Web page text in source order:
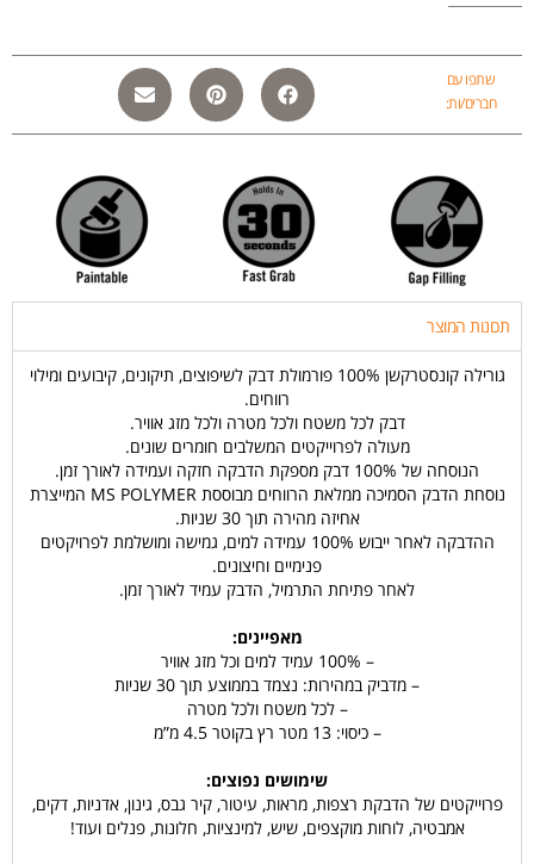
שתפו עם
חברים/ות:
תכונות המוצר
גורילה קונסטרקשן 100% פורמולת דבק לשיפוצים, תיקונים, קיבועים ומילוי
רווחים.
דבק לכל משטח ולכל מטרה ולכל מזג אוויר.
מעולה לפרוייקטים המשלבים חומרים שונים.
הנוסחה של 100% דבק מספקת הדבקה חזקה ועמידה לאורך זמן.
נוסחת הדבק הסמיכה ממלאת הרווחים מבוססת MS POLYMER המייצרת
אחיזה מהירה תוך 30 שניות.
ההדבקה לאחר ייבוש 100% עמידה למים, גמישה ומושלמת לפרויקטים
פנימיים וחיצונים.
לאחר פתיחת התרמיל, הדבק עמיד לאורך זמן.
מאפיינים:
– 100% עמיד למים וכל מזג אוויר
– מדביק במהירות: נצמד בממוצע תוך 30 שניות
– לכל משטח ולכל מטרה
– כיסוי: 13 מטר רץ בקוטר 4.5 מ”מ
שימושים נפוצים:
פרוייקטים של הדבקת רצפות, מראות, עיטור, קיר גבס, גינון, אדניות, דקים,
אמבטיה, לוחות מוקצפים, שיש, למינציות, חלונות, פנלים ועוד!